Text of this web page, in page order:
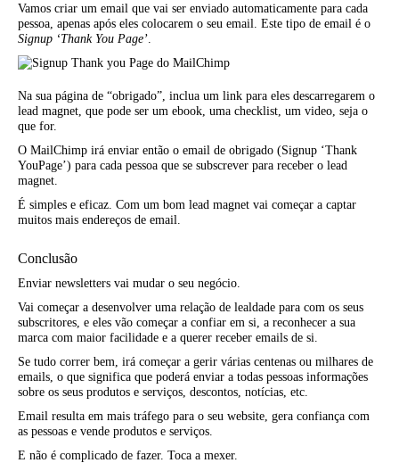
Vamos criar um email que vai ser enviado automaticamente para cada
pessoa, apenas após eles colocarem o seu email. Este tipo de email é o
Signup ‘Thank You Page’
Na sua página de “obrigado”, inclua um link para eles descarregarem o
lead magnet, que pode ser um ebook, uma checklist, um video, seja o
que for.
O MailChimp irá enviar então o email de obrigado (Signup ‘Thank
YouPage’) para cada pessoa que se subscrever para receber o lead
magnet.
É simples e eficaz. Com um bom lead magnet vai começar a captar
muitos mais endereços de email.
Conclusão
Enviar newsletters vai mudar o seu negócio.
Vai começar a desenvolver uma relação de lealdade para com os seus
subscritores, e eles vão começar a confiar em si, a reconhecer a sua
marca com maior facilidade e a querer receber emails de si.
Se tudo correr bem, irá começar a gerir várias centenas ou milhares de
emails, o que significa que poderá enviar a todas pessoas informações
sobre os seus produtos e serviços, descontos, notícias, etc.
Email resulta em mais tráfego para o seu website, gera confiança com
as pessoas e vende produtos e serviços.
E não é complicado de fazer. Toca a mexer.